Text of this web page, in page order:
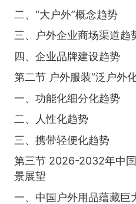
二、“大户外”概念趋势
三、户外企业商场渠道趋
四、企业品牌建设趋势
第二节 户外服装“泛户外
一、功能化细分化趋势
二、人性化趋势
三、携带轻便化趋势
第三节 2026-2032年中
景展望
一、中国户外用品蕴藏巨